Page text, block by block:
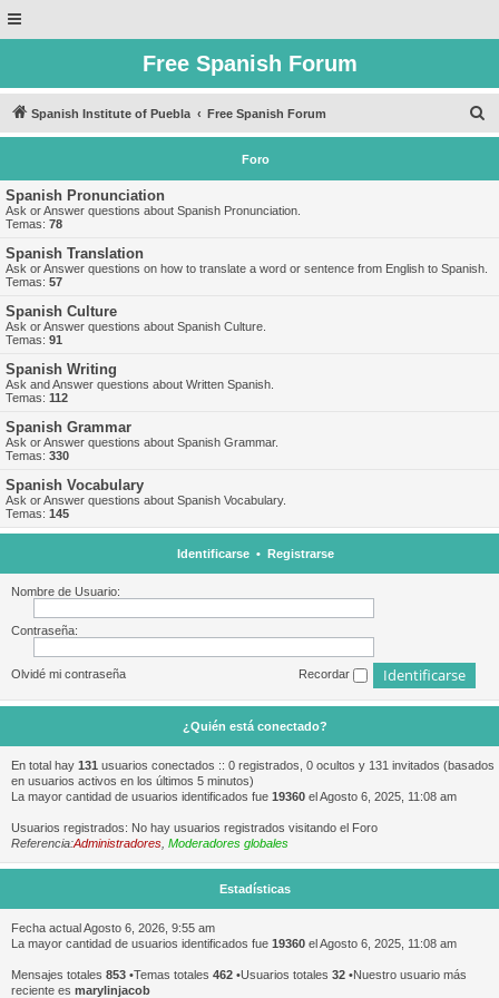
Free Spanish Forum
Spanish Institute of Puebla Free Spanish Forum
u
Foro
Spanish Pronunciation
Ask or Answer questions about Spanish Pronunciation.
Temas: 78
Spanish Translation
Ask or Answer questions on how to translate a word or sentence from English to Spanish.
Temas: 57
Spanish Culture
Ask or Answer questions about Spanish Culture.
Temas: 91
Spanish Writing
Ask and Answer questions about Written Spanish.
Temas: 112
Spanish Grammar
Ask or Answer questions about Spanish Grammar.
Temas: 330
Spanish Vocabulary
Ask or Answer questions about Spanish Vocabulary.
Temas: 145
Identificarse• Registrarse
Nombre de Usuario:
Contraseña:
Olvidé mi contraseña Recordar
¿Quién está conectado?
En total hay 131 usuarios conectados :: 0 registrados, 0 ocultos y 131 invitados (basados
en usuarios activos en los últimos 5 minutos)
La mayor cantidad de usuarios identificados fue 19360 el Agosto 6, 2025, 11:08 am
Usuarios registrados: No hay usuarios registrados visitando el Foro
Referencia:Administradores Moderadores globales
Estadísticas
Fecha actual Agosto 6, 2026, 9:55 am
La mayor cantidad de usuarios identificados fue 19360 el Agosto 6, 2025, 11:08 am
Mensajes totales 853 •Temas totales 462 •Usuarios totales 32 •Nuestro usuario más
reciente es marylinjacob